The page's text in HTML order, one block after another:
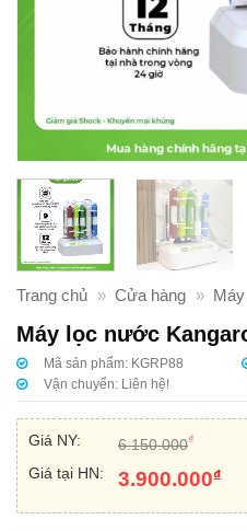
Trang chủ » Cửa hàng »
Máy lọc nước
Mã sản phẩm: KGRP88
Vận chuyển: Liên hệ!
Giá NY: 6.150.000₫
Giá tại HN: 3.900.000₫